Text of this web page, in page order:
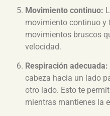
Movimiento continuo:
movimiento continuo y
movimientos bruscos
velocidad.
Respiración adecuada:
cabeza hacia un lado
otro lado. Esto te
mientras mantienes la